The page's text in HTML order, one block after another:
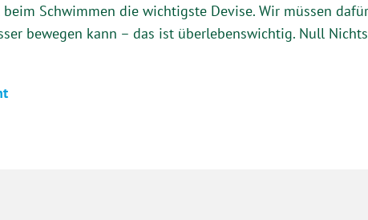
Schwimmen die wichtigste Devise. Wir müssen
bewegen kann – das ist überlebenswichtig. Null